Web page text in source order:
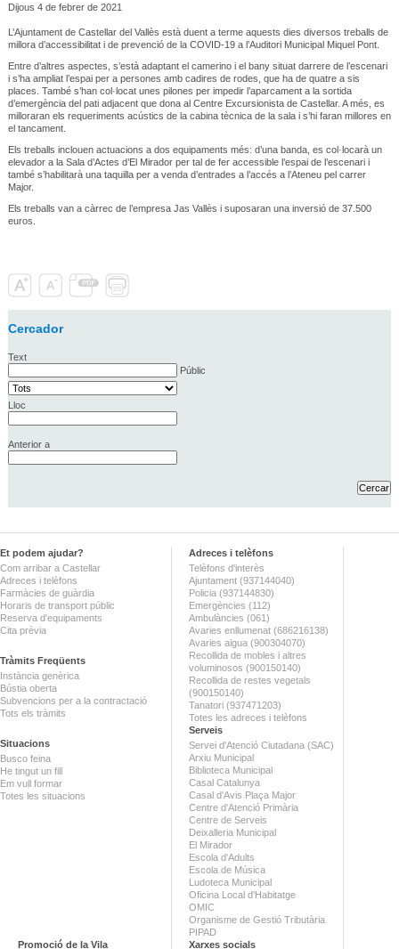
Dijous 4 de febrer de 2021
L’Ajuntament de Castellar del Vallès està duent a terme aquests dies diversos treballs de
millora d’accessibilitat i de prevenció de la COVID-19 a l’Auditori Municipal Miquel Pont.
Entre d’altres aspectes, s’està adaptant el camerino i el bany situat darrere de l’escenari
i s’ha ampliat l’espai per a persones amb cadires de rodes, que ha de quatre a sis
places. També s’han col·locat unes pilones per impedir l’aparcament a la sortida
d’emergència del pati adjacent que dona al Centre Excursionista de Castellar. A més, es
milloraran els requeriments acústics de la cabina tècnica de la sala i s’hi faran millores en
el tancament.
Els treballs inclouen actuacions a dos equipaments més: d’una banda, es col·locarà un
elevador a la Sala d’Actes d’El Mirador per tal de fer accessible l’espai de l’escenari i
també s’habilitarà una taquilla per a venda d’entrades a l’accés a l’Ateneu pel carrer
Major.
Els treballs van a càrrec de l’empresa Jas Vallès i suposaran una inversió de 37.500
euros.
Cercador
Text
Públic
Lloc
Anterior a
Et podem ajudar?
Com arribar a Castellar
Adreces i telèfons
Farmàcies de guàrdia
Horaris de transport públic
Reserva d'equipaments
Cita prèvia
Tràmits Freqüents
Instància genèrica
Bústia oberta
Subvencions per a la contractació
Tots els tràmits
Situacions
Busco feina
He tingut un fill
Em vull formar
Totes les situacions
Adreces i telèfons
Telèfons d'interès
Ajuntament (937144040)
Policia (937144830)
Emergències (112)
Ambulàncies (061)
Avaries enllumenat (686216138)
Avaries aigua (900304070)
Recollida de mobles i altres
voluminosos (900150140)
Recollida de restes vegetals
(900150140)
Tanatori (937471203)
Totes les adreces i telèfons
Serveis
Servei d'Atenció Ciutadana (SAC)
Arxiu Municipal
Biblioteca Municipal
Casal Catalunya
Casal d'Avis Plaça Major
Centre d'Atenció Primària
Centre de Serveis
Deixalleria Municipal
El Mirador
Escola d'Adults
Escola de Música
Ludoteca Municipal
Oficina Local d'Habitatge
OMIC
Organisme de Gestió Tributària
PIPAD
Promoció de la Vila
Xarxes socials